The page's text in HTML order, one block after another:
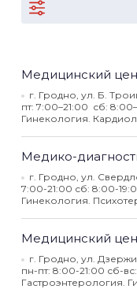
Медицинский
г. Гродно, ул. Б.
пт: 7:00–21:00 сб:
Гинекология.
Медико-
г. Гродно, ул.
7:00-21:00 сб: 8:00-
Гинекология.
Медицинский
г. Гродно, ул.
пн-пт: 8:00-21:00 сб-
Гастроэнтерология.